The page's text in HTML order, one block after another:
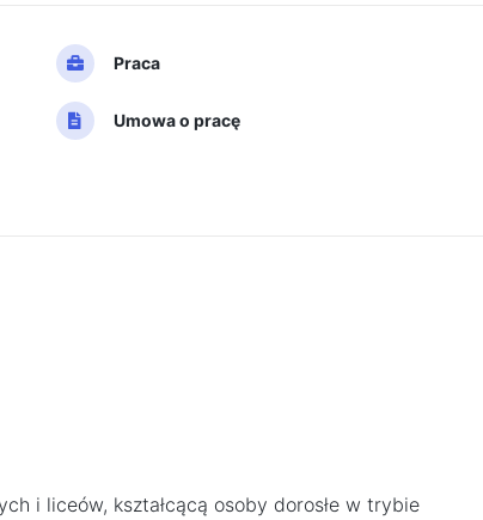
Praca
Umowa o pracę
i liceów, kształcącą osoby dorosłe w trybie